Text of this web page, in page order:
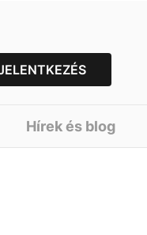
Hírek és blog